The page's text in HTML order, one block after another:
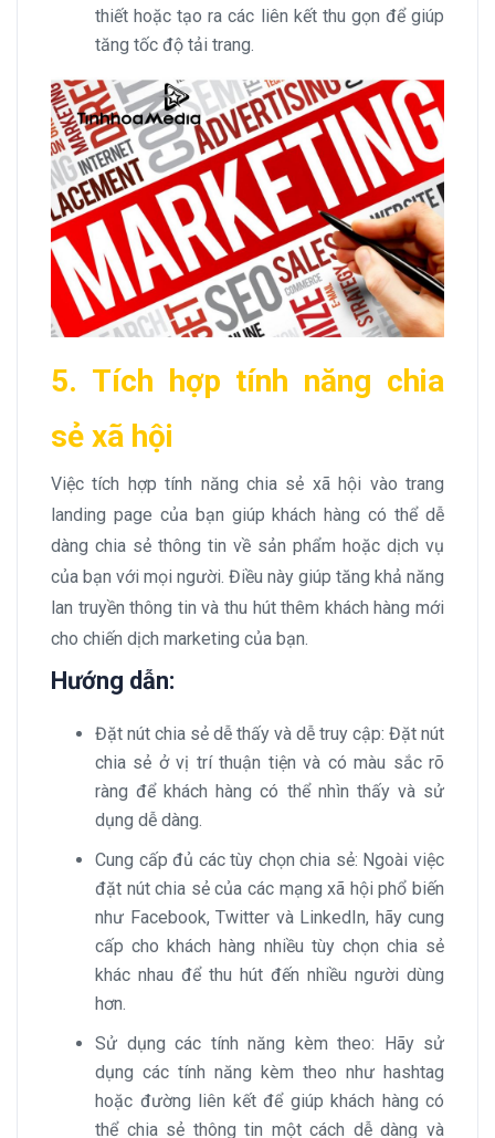
thiết hoặc tạo ra các liên kết thu gọn để giúp
tăng tốc độ tải trang.
5. Tích hợp tính năng chia
sẻ xã hội
Việc tích hợp tính năng chia sẻ xã hội vào trang
landing page của bạn giúp khách hàng có thể dễ
dàng chia sẻ thông tin về sản phẩm hoặc dịch vụ
của bạn với mọi người. Điều này giúp tăng khả năng
lan truyền thông tin và thu hút thêm khách hàng mới
cho chiến dịch marketing của bạn.
Hướng dẫn:
Đặt nút chia sẻ dễ thấy và dễ truy cập: Đặt nút
chia sẻ ở vị trí thuận tiện và có màu sắc rõ
ràng để khách hàng có thể nhìn thấy và sử
dụng dễ dàng.
Cung cấp đủ các tùy chọn chia sẻ: Ngoài việc
đặt nút chia sẻ của các mạng xã hội phổ biến
như Facebook, Twitter và LinkedIn, hãy cung
cấp cho khách hàng nhiều tùy chọn chia sẻ
khác nhau để thu hút đến nhiều người dùng
hơn.
Sử dụng các tính năng kèm theo: Hãy sử
dụng các tính năng kèm theo như hashtag
hoặc đường liên kết để giúp khách hàng có
thể chia sẻ thông tin một cách dễ dàng và